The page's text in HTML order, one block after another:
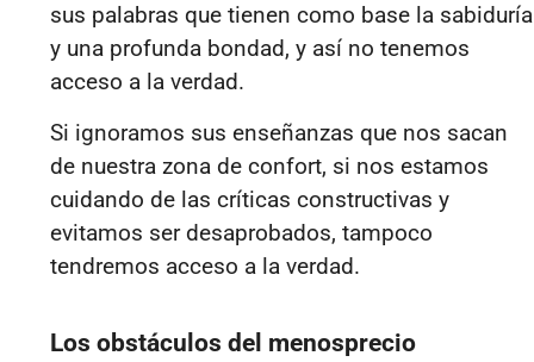
sus palabras que tienen como base la sabiduría
y una profunda bondad, y así no tenemos
acceso a la verdad.
Si ignoramos sus enseñanzas que nos sacan
de nuestra zona de confort, si nos estamos
cuidando de las críticas constructivas y
evitamos ser desaprobados, tampoco
tendremos acceso a la verdad.
Los obstáculos del menosprecio